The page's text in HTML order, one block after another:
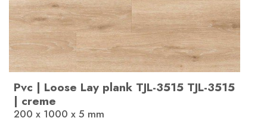
Pvc | Loose Lay plank TJL-3515 TJL-3515
| creme
200 x 1000 x 5 mm